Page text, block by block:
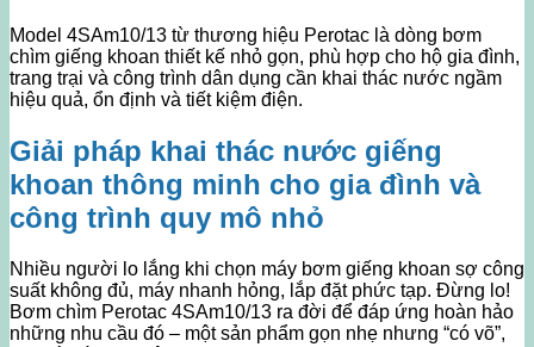
Model 4SAm10/13 từ thương hiệu Perotac là dòng bơm
chìm giếng khoan thiết kế nhỏ gọn, phù hợp cho hộ gia đình,
trang trại và công trình dân dụng cần khai thác nước ngầm
hiệu quả, ổn định và tiết kiệm điện.
Giải pháp khai thác nước giếng
khoan thông minh cho gia đình và
công trình quy mô nhỏ
Nhiều người lo lắng khi chọn máy bơm giếng khoan sợ công
suất không đủ, máy nhanh hỏng, lắp đặt phức tạp. Đừng lo!
Bơm chìm Perotac 4SAm10/13 ra đời để đáp ứng hoàn hảo
những nhu cầu đó – một sản phẩm gọn nhẹ nhưng “có võ”,